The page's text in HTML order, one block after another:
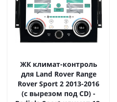
ЖК климат-контроль
для Land Rover Range
Rover Sport 2 2013-2016
(с вырезом под CD) -